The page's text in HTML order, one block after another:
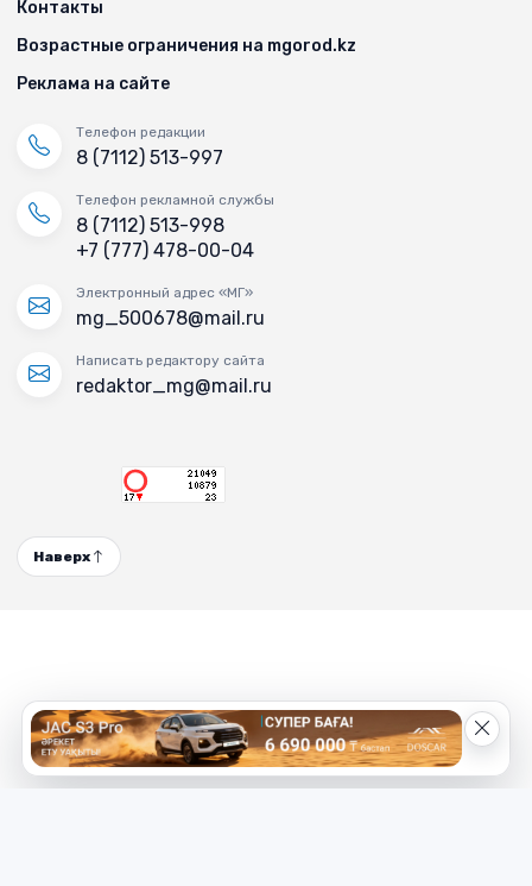
Контакты
Возрастные ограничения на mgorod.kz
Реклама на сайте
Телефон редакции
8 (7112) 513-997
Телефон рекламной службы
8 (7112) 513-998
+7 (777) 478-00-04
Электронный адрес «МГ»
mg_500678@mail.ru
Написать редактору сайта
redaktor_mg@mail.ru
Наверх